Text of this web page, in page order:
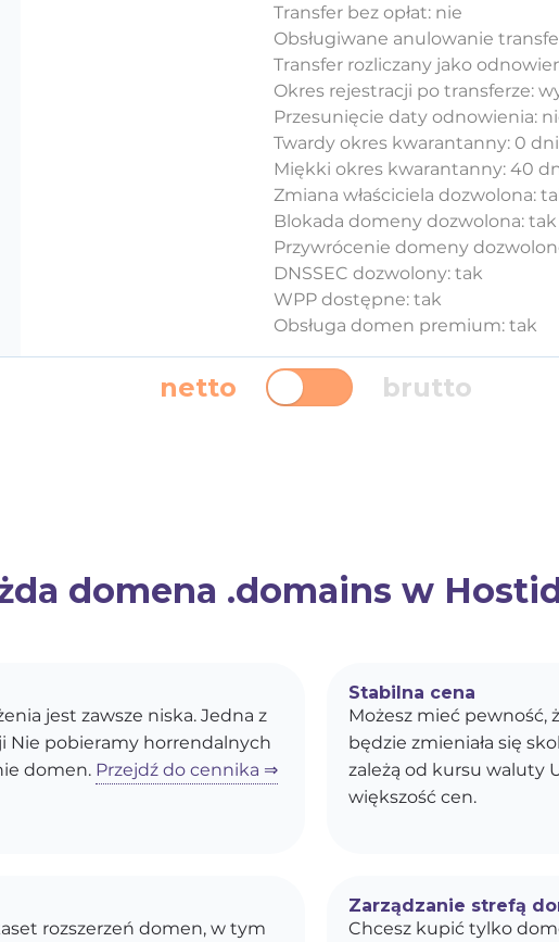
Transfer bez opłat: nie
Obsługiwane anulowanie
Transfer rozliczany jako
Okres rejestracji po transferze:
Przesunięcie daty odnowienia:
Twardy okres kwarantanny: 0 dni
Miękki okres kwarantanny: 40
Zmiana właściciela dozwolona:
Blokada domeny dozwolona: tak
Przywrócenie domeny
DNSSEC dozwolony: tak
WPP dostępne: tak
Obsługa domen premium: tak
netto brutto
domena .domains w
jest zawsze niska. Jedna z
Nie pobieramy horrendalnych
domen. Przejdź do cennika ⇒
Stabilna cena
Możesz mieć pewność,
będzie zmieniała się
zależą od kursu waluty
większość cen.
rozszerzeń domen, w tym
Zarządzanie strefą
Chcesz kupić tylko